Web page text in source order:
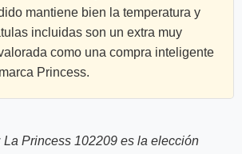
mantiene bien la temperatura y
incluidas son un extra muy
como una compra inteligente
Princess.
La Princess 102209 es la elección